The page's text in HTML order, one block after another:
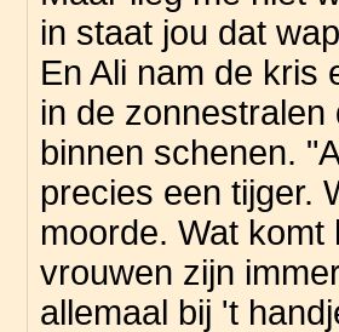
in staat jou dat
En Ali nam de kris
in de
binnen schenen.
precies een tijger.
moorde. Wat komt
vrouwen zijn
allemaal bij 't